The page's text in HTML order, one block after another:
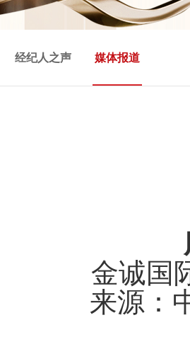
经纪人之声 媒体报道
金诚国
来源：